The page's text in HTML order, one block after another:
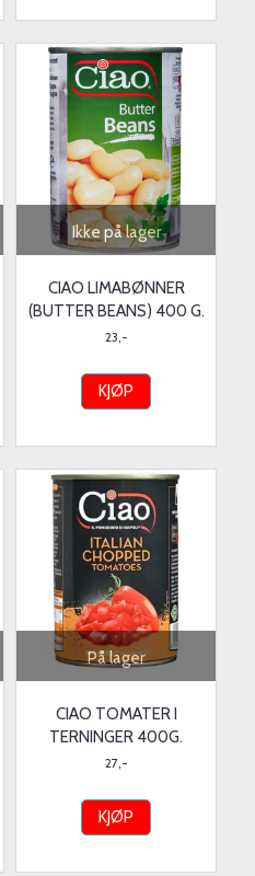
Ikke på lager
CIAO LIMABØNNER
(BUTTER BEANS) 400 G.
23,-
KJØP
På lager
CIAO TOMATER I
TERNINGER 400G.
27,-
KJØP